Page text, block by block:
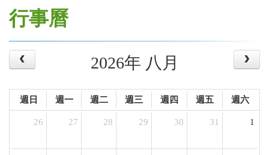
行事曆
2026年 八月
週日 週一 週二 週三 週四 週五 週六
26 27 28 29 30 31 1